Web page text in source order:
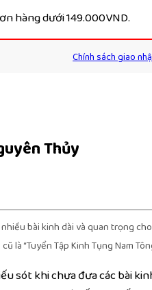
hàng dưới 149.000VND.
Chính sách giao
Thủy
bài kinhdài và quan trọng
là “Tuyển Tập Kinh Tụng Nam
sótkhi chưa đưa cácbài